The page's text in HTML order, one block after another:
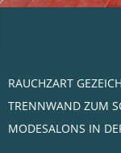
RAUCHZART
TRENNWAND ZUM
MODESALONS IN